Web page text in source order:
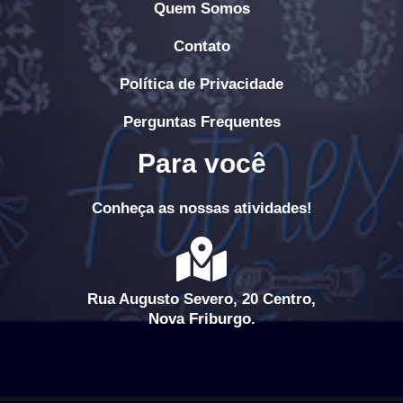
o
r
a
m
p
p
Quem Somos
Contato
Política de Privacidade
Perguntas Frequentes
Para você
Conheça as nossas atividades!
Rua Augusto Severo, 20 Centro,
Nova Friburgo.